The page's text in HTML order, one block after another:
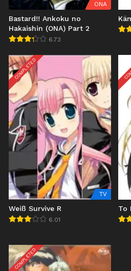
ONA
Bastard!! Ankoku no
Hakaishin (ONA) Part 2
6.73
COMPLETED
TV
Weiß Survive R
6.01
To
COMPLETED